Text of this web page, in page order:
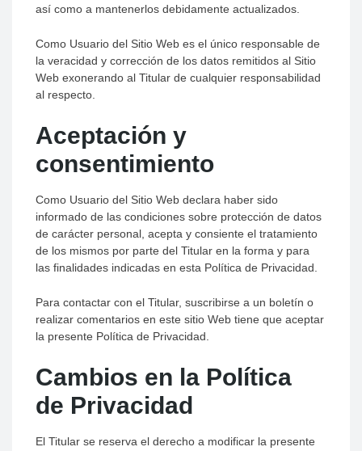
así como a mantenerlos debidamente actualizados.
Como Usuario del Sitio Web es el único responsable de
la veracidad y corrección de los datos remitidos al Sitio
Web exonerando al Titular de cualquier responsabilidad
al respecto.
Aceptación y
consentimiento
Como Usuario del Sitio Web declara haber sido
informado de las condiciones sobre protección de datos
de carácter personal, acepta y consiente el tratamiento
de los mismos por parte del Titular en la forma y para
las finalidades indicadas en esta Política de Privacidad.
Para contactar con el Titular, suscribirse a un boletín o
realizar comentarios en este sitio Web tiene que aceptar
la presente Política de Privacidad.
Cambios en la Política
de Privacidad
El Titular se reserva el derecho a modificar la presente